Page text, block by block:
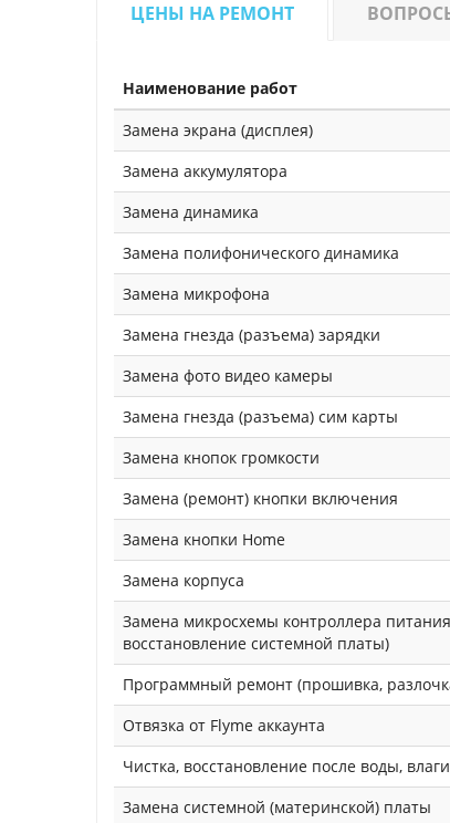
ЦЕНЫ НА РЕМОНТ
Наименование работ
Замена экрана (дисплея)
Замена аккумулятора
Замена динамика
Замена полифонического динамика
Замена микрофона
Замена гнезда (разъема) зарядки
Замена фото видео камеры
Замена гнезда (разъема) сим карты
Замена кнопок громкости
Замена (ремонт) кнопки включения
Замена кнопки Home
Замена корпуса
Замена микросхемы контроллера
восстановление системной платы)
Программный ремонт (прошивка,
Отвязка от Flyme аккаунта
Чистка, восстановление после воды,
Замена системной (материнской) платы